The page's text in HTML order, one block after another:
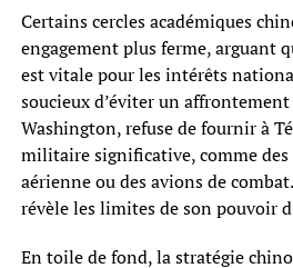
Certains cercles académiques
engagement plus ferme, arguant
est vitale pour les intérêts
soucieux d’éviter un
Washington, refuse de fournir à
militaire significative, comme des
aérienne ou des avions de
révèle les limites de son pouvoir
En toile de fond, la stratégie